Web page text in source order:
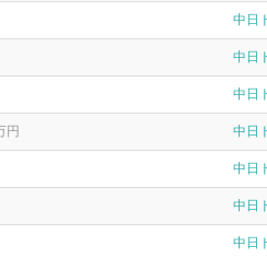
中日
中日
中日
円 中日
中日
中日
中日